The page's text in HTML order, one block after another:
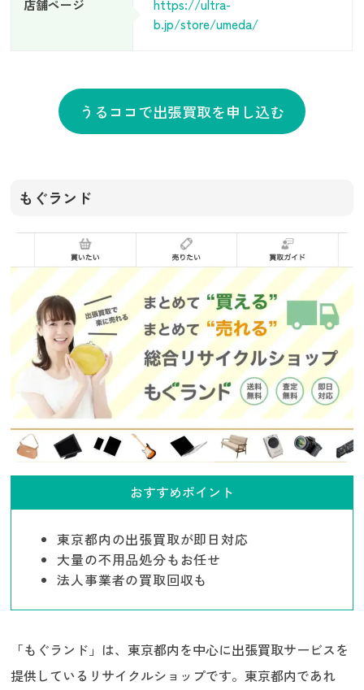
店舗ページ
https://ultra-
b.jp/store/umeda/
うるココで出張買取を申し込む
もぐランド
おすすめポイント
東京都内の出張買取が即日対応
大量の不用品処分もお任せ
法人事業者の買取回収も
「もぐランド」は、東京都内を中心に出張買取サービスを
提供しているリサイクルショップです。東京都内であれ